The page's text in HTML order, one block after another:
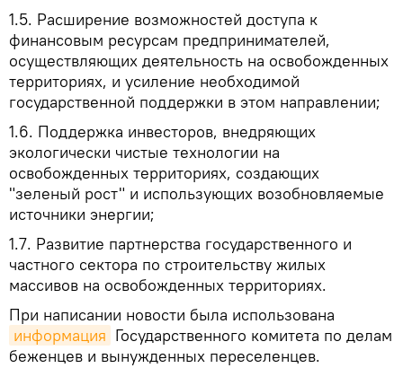
1.5. Расширение возможностей доступа к
финансовым ресурсам предпринимателей,
осуществляющих деятельность на освобожденных
территориях, и усиление необходимой
государственной поддержки в этом направлении;
1.6. Поддержка инвесторов, внедряющих
экологически чистые технологии на
освобожденных территориях, создающих
"зеленый рост" и использующих возобновляемые
источники энергии;
1.7. Развитие партнерства государственного и
частного сектора по строительству жилых
массивов на освобожденных территориях.
При написании новости была использована
информация Государственного комитета по делам
беженцев и вынужденных переселенцев.